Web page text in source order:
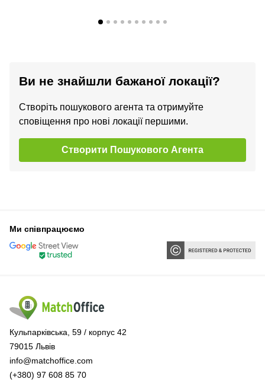
Ви не знайшли бажаної локації?
Створіть пошукового агента та отримуйте
сповіщення про нові локації першими.
Створити Пошукового Агента
Ми співпрацюємо
Кульпарківська, 59 / корпус 42
79015 Львів
info@matchoffice.com
(+380) 97 608 85 70